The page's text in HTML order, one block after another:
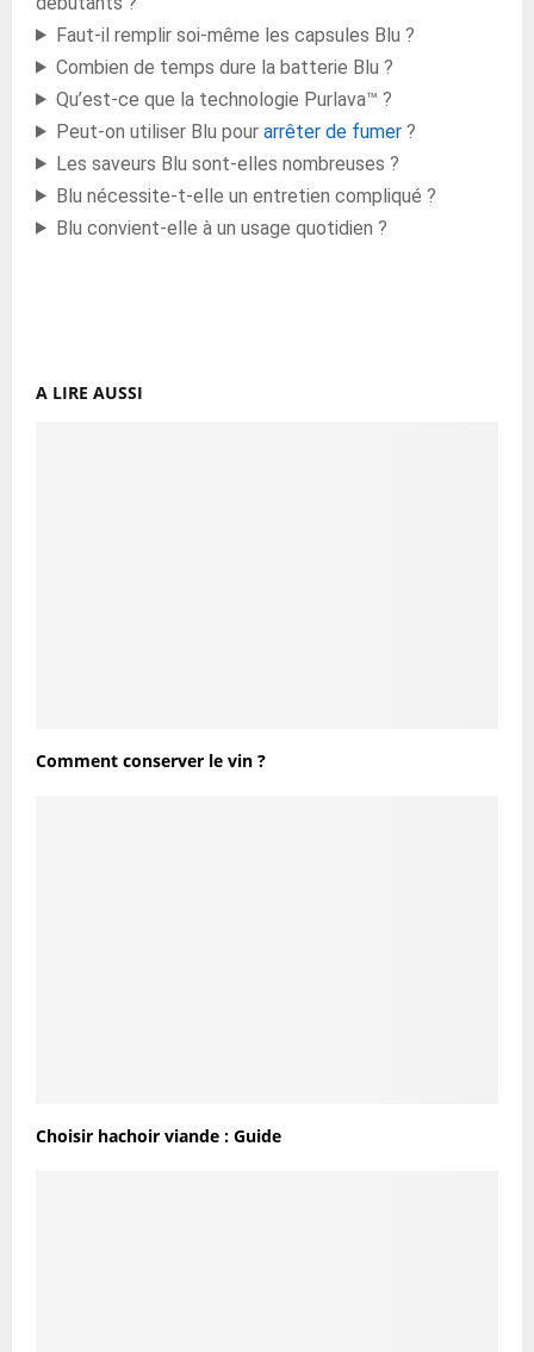
Faut-il remplir soi-même les capsules Blu ?
Combien de temps dure la batterie Blu ?
Qu’est-ce que la technologie Purlava™ ?
Peut-on utiliser Blu pour arrêter de fumer?
Les saveurs Blu sont-elles nombreuses ?
Blu nécessite-t-elle un entretien compliqué ?
Blu convient-elle à un usage quotidien ?
A LIRE AUSSI
Comment conserver le vin ?
Choisir hachoir viande : Guide